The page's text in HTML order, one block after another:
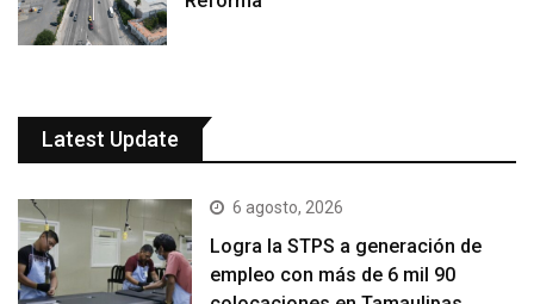
Latest Update
6 agosto, 2026
Logra la STPS a generación de
empleo con más de 6 mil 90